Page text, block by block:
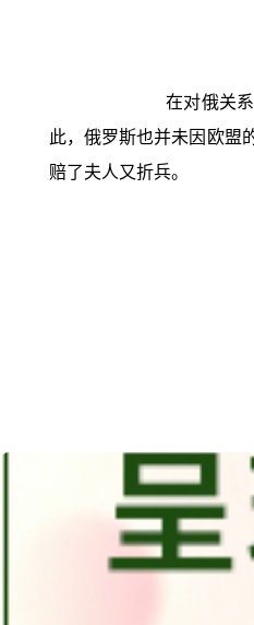
在对俄关
此，俄罗斯也并未因欧盟
赔了夫人又折兵。